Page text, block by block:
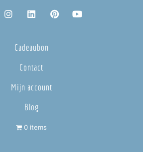
Cadeaubon
Contact
Mijn account
Blog
0 items